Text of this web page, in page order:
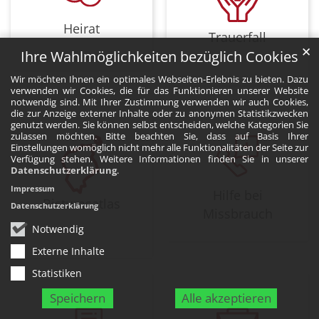
Ihre Wahlmöglichkeiten bezüglich Cookies
Wir möchten Ihnen ein optimales Webseiten-Erlebnis zu bieten. Dazu
verwenden wir Cookies, die für das Funktionieren unserer Website
notwendig sind. Mit Ihrer Zustimmung verwenden wir auch Cookies,
die zur Anzeige externer Inhalte oder zu anonymen Statistikzwecken
genutzt werden. Sie können selbst entscheiden, welche Kategorien Sie
zulassen möchten. Bitte beachten Sie, dass auf Basis Ihrer
Einstellungen womöglich nicht mehr alle Funktionalitäten der Seite zur
Verfügung stehen. Weitere Informationen finden Sie in unserer
Datenschutzerklärung.
Notwendig
Externe Inhalte
Statistiken
Speichern Alle akzeptieren
✕
Impressum
Datenschutzerklärung
Heirat Trauerfall
Bistumsatlas